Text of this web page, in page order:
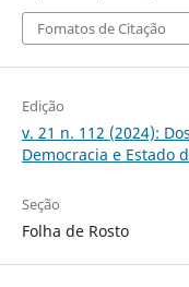
Fomatos de Citação
Edição
v. 21 n. 112 (2024):
Democracia e Estado
Seção
Folha de Rosto